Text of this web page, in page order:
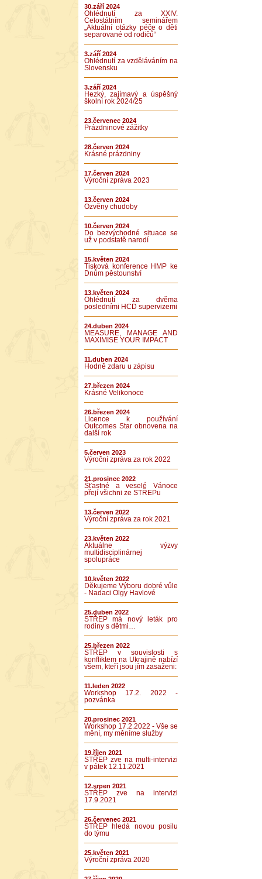
30.září 2024
Ohlédnutí za XXIV.
Celostátním seminářem
„Aktuální otázky péče o děti
separované od rodičů“
3.září 2024
Ohlédnutí za vzděláváním na
Slovensku
3.září 2024
Hezký, zajímavý a úspěšný
školní rok 2024/25
23.červenec 2024
Prázdninové zážitky
28.červen 2024
Krásné prázdniny
17.červen 2024
Výroční zpráva 2023
13.červen 2024
Ozvěny chudoby
10.červen 2024
Do bezvýchodné situace se
už v podstatě narodí
15.květen 2024
Tisková konference HMP ke
Dnům pěstounství
13.květen 2024
Ohlédnutí za dvěma
posledními HCD supervizemi
24.duben 2024
MEASURE, MANAGE AND
MAXIMISE YOUR IMPACT
11.duben 2024
Hodně zdaru u zápisu
27.březen 2024
Krásné Velikonoce
26.březen 2024
Licence k používání
Outcomes Star obnovena na
další rok
5.červen 2023
Výroční zpráva za rok 2022
21.prosinec 2022
Šťastné a veselé Vánoce
přejí všichni ze STŘEPu
13.červen 2022
Výroční zpráva za rok 2021
23.květen 2022
Aktuálne výzvy
multidisciplinárnej
spolupráce
10.květen 2022
Děkujeme Výboru dobré vůle
- Nadaci Olgy Havlové
25.duben 2022
STŘEP má nový leták pro
rodiny s dětmi…
25.březen 2022
STŘEP v souvislosti s
konfliktem na Ukrajině nabízí
všem, kteří jsou jím zasaženi:
11.leden 2022
Workshop 17.2. 2022 -
pozvánka
20.prosinec 2021
Workshop 17.2.2022 - Vše se
mění, my měníme služby
19.říjen 2021
STŘEP zve na multi-intervizi
v pátek 12.11.2021
12.srpen 2021
STŘEP zve na intervizi
17.9.2021
26.červenec 2021
STŘEP hledá novou posilu
do týmu
25.květen 2021
Výroční zpráva 2020